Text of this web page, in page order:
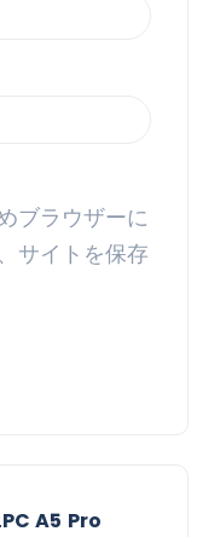
ブラウザーに
サイトを保存
A5 Pro